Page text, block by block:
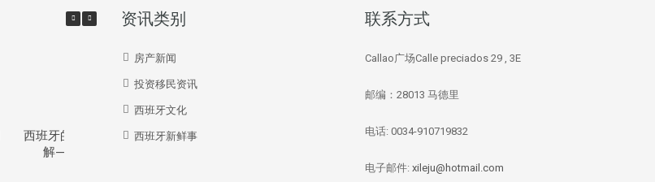
西班牙的教育体系详
解—干货分享
西班牙华人牛在哪
华媒：西班牙投资移
总量居榜首
【独家新闻/投资资
房价刷新记录：跌幅
资讯类别
房产新闻
投资移民资讯
西班牙文化
西班牙新鲜事
联系方式
Callao广场Calle preciados 29 , 3E
邮编：28013 马德里
电话: 0034-910719832
电子邮件: xileju@hotmail.com